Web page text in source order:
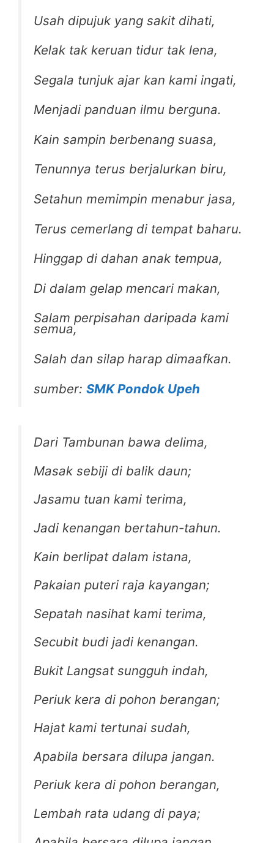
Usah dipujuk yang sakit dihati,
Kelak tak keruan tidur tak lena,
Segala tunjuk ajar kan kami ingati,
Menjadi panduan ilmu berguna.
Kain sampin berbenang suasa,
Tenunnya terus berjalurkan biru,
Setahun memimpin menabur jasa,
Terus cemerlang di tempat baharu.
Hinggap di dahan anak tempua,
Di dalam gelap mencari makan,
Salam perpisahan daripada kami
semua,
Salah dan silap harap dimaafkan.
sumber: SMK Pondok Upeh
Dari Tambunan bawa delima,
Masak sebiji di balik daun;
Jasamu tuan kami terima,
Jadi kenangan bertahun-tahun.
Kain berlipat dalam istana,
Pakaian puteri raja kayangan;
Sepatah nasihat kami terima,
Secubit budi jadi kenangan.
Bukit Langsat sungguh indah,
Periuk kera di pohon berangan;
Hajat kami tertunai sudah,
Apabila bersara dilupa jangan.
Periuk kera di pohon berangan,
Lembah rata udang di paya;